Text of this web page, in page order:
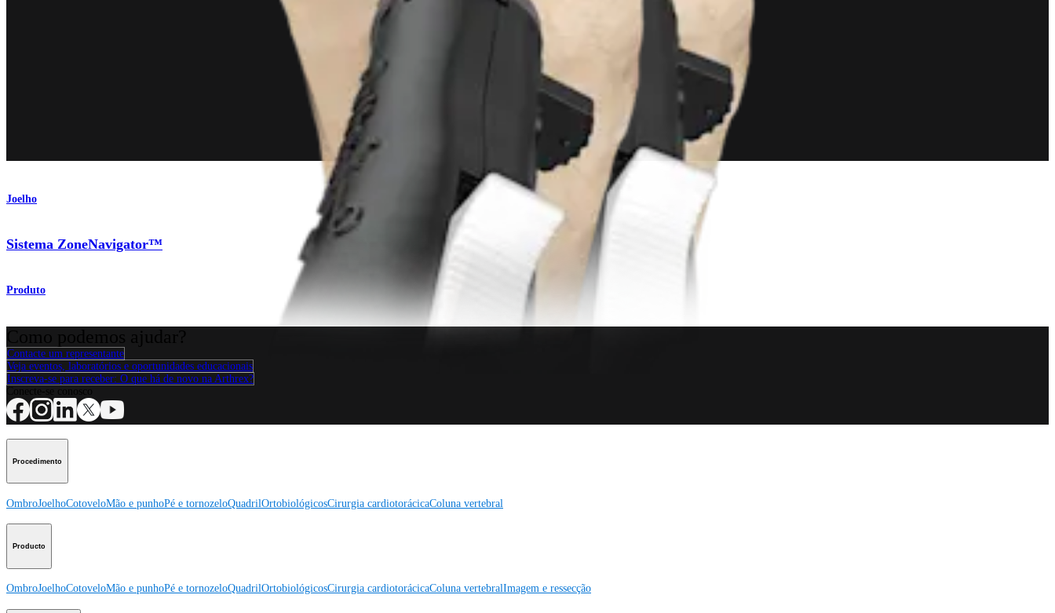
Joelho
Sistema ZoneNavigator™
Produto
Contacte um representante
Veja eventos, laboratórios e oportunidades educacionais
Inscreva-se para receber: O que há de novo na Arthrex?
Procedimento
OmbroJoelhoCotoveloMão e punhoPé e tornozeloQuadrilOrtobiológicosCirurgia cardiotorácicaColuna vertebral
Producto
OmbroJoelhoCotoveloMão e punhoPé e tornozeloQuadrilOrtobiológicosCirurgia cardiotorácicaColuna vertebralImagem e ressecção